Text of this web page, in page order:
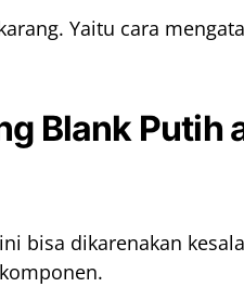
Yaitu cara
Blank Putih
bisa dikarenakan